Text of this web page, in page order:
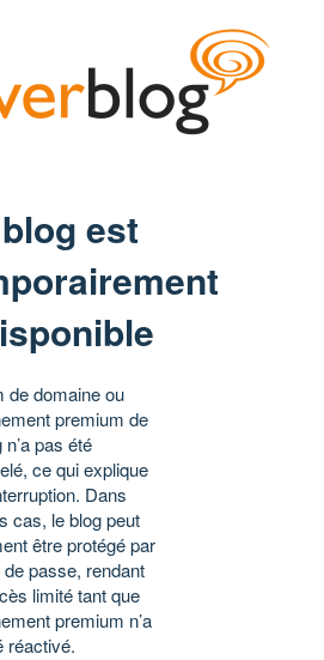
est
de domaine ou
premium de
pas été
ce qui explique
Dans
cas, le blog peut
être protégé par
de passe, rendant
limité tant que
premium n’a
réactivé.